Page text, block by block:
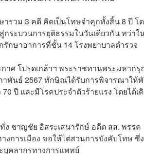
รวม 3 คดี คิดเป็นโทษจำคุกทั้งสิ้น 8 ปี โ
ระบวนการยุติธรรมในวันเดียวกัน ทว่าใ
กษาอาการที่ชั้น 14 โรงพยาบาลตำรวจ
าศ โปรดเกล้าฯ พระราชทานพระมหาก
พันธ์ 2567 ทักษิณได้รับการพิจารณาให้
ปี และมีโรคประจำตัวร้ายแรง โดยได้เ
ง ชาญชัย อิสระเสนารักษ์ อดีต สส. พรรค
การเมือง ขอให้ไต่สวนการบังคับโทษ ซึ่
บุคลากรทางการแพทย์